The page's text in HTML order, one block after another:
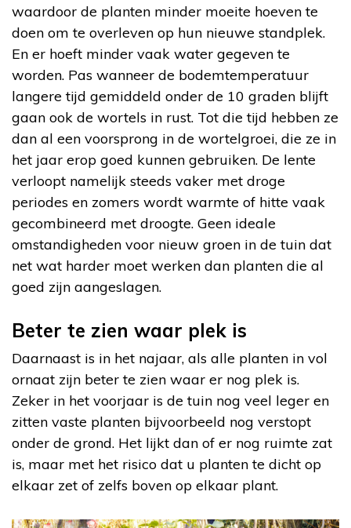
waardoor de planten minder moeite hoeven te
doen om te overleven op hun nieuwe standplek.
En er hoeft minder vaak water gegeven te
worden. Pas wanneer de bodemtemperatuur
langere tijd gemiddeld onder de 10 graden blijft
gaan ook de wortels in rust. Tot die tijd hebben ze
dan al een voorsprong in de wortelgroei, die ze in
het jaar erop goed kunnen gebruiken. De lente
verloopt namelijk steeds vaker met droge
periodes en zomers wordt warmte of hitte vaak
gecombineerd met droogte. Geen ideale
omstandigheden voor nieuw groen in de tuin dat
net wat harder moet werken dan planten die al
goed zijn aangeslagen.
Beter te zien waar plek is
Daarnaast is in het najaar, als alle planten in vol
ornaat zijn beter te zien waar er nog plek is.
Zeker in het voorjaar is de tuin nog veel leger en
zitten vaste planten bijvoorbeeld nog verstopt
onder de grond. Het lijkt dan of er nog ruimte zat
is, maar met het risico dat u planten te dicht op
elkaar zet of zelfs boven op elkaar plant.